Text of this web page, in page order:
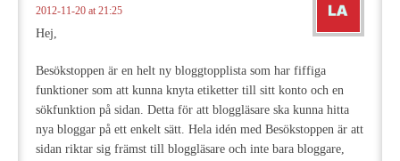
2012-11-20 at 21:25
Hej,
Besökstoppen är en helt ny bloggtopplista som har fiffiga
funktioner som att kunna knyta etiketter till sitt konto och en
sökfunktion på sidan. Detta för att bloggläsare ska kunna hitta
nya bloggar på ett enkelt sätt. Hela idén med Besökstoppen är att
sidan riktar sig främst till bloggläsare och inte bara bloggare,